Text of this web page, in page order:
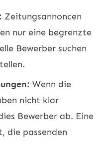
Zeitungsannoncen
nur eine begrenzte
Bewerber suchen
Wenn die
nicht klar
Bewerber ab. Eine
die passenden